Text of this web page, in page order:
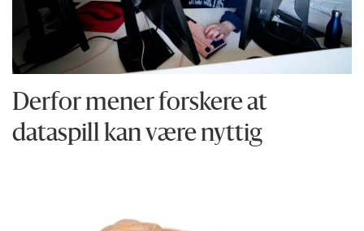
Derfor mener forskere at
dataspill kan være nyttig